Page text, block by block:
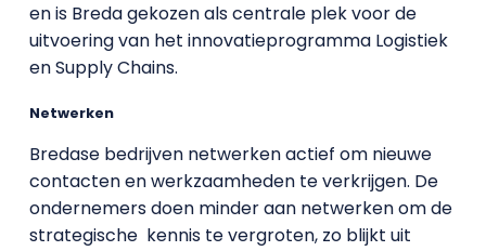
en is Breda gekozen als centrale plek voor de
uitvoering van het innovatieprogramma Logistiek
en Supply Chains.
Netwerken
Bredase bedrijven netwerken actief om nieuwe
contacten en werkzaamheden te verkrijgen. De
ondernemers doen minder aan netwerken om de
strategische kennis te vergroten, zo blijkt uit